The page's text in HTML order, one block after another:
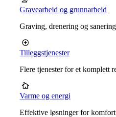
Gravearbeid og grunnarbeid
Graving, drenering og
Tilleggstjenester
Flere tjenester for et komplett
Varme og energi
Effektive løsninger for